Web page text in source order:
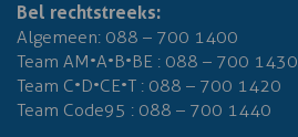
Bel rechtstreeks:
Algemeen: 088 – 700 1400
Team AM•A•B•BE : 088 – 700 1430
Team C•D•CE•T : 088 – 700 1420
Team Code95 : 088 – 700 1440